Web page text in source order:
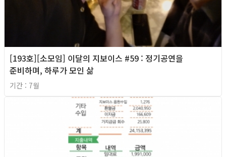
[193호][소모임] 이달의 지보이스 #59 : 정기공연을
준비하며, 하루가 모인 삶
기간 : 7월